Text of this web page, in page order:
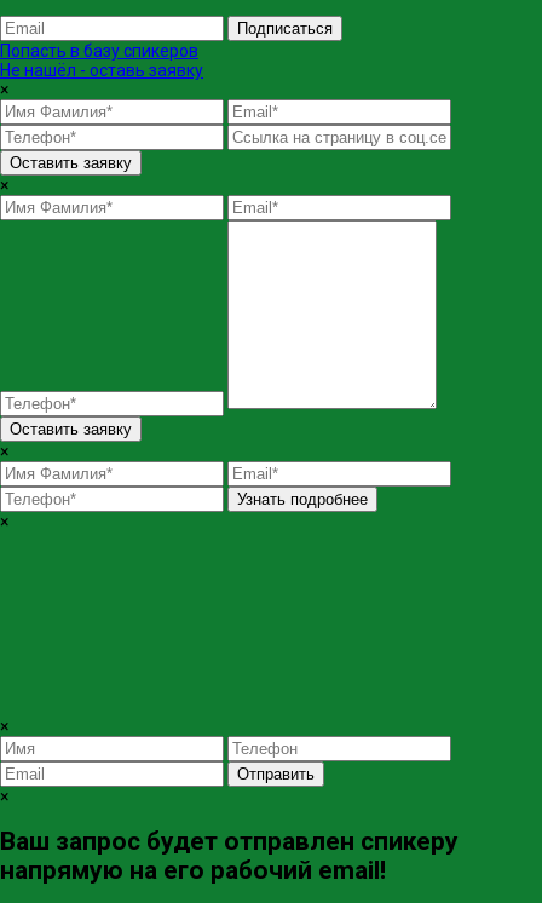
Подписаться
Попасть в базу спикеров
Не нашёл - оставь заявку
×
Оставить заявку
×
Оставить заявку
×
Узнать подробнее
×
×
Отправить
×
Ваш запрос будет отправлен спикеру
напрямую на его рабочий email!